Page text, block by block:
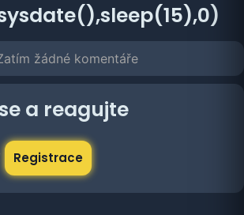
žádné komentáře
a reagujte
Registrace